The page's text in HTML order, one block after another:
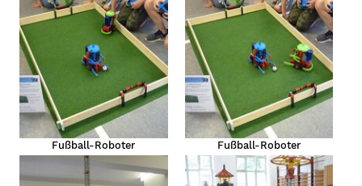
Fußball-Roboter Fußball-Roboter